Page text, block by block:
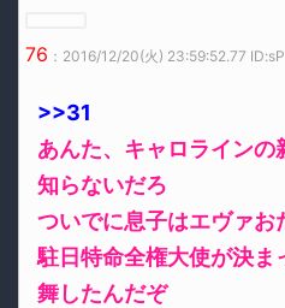
76 ：2016/12/20(火) 23:59:52.77
>>31
あんた、キャロライン
知らないだろ
ついでに息子はエヴァお
駐日特命全権大使が決ま
舞したんだぞ